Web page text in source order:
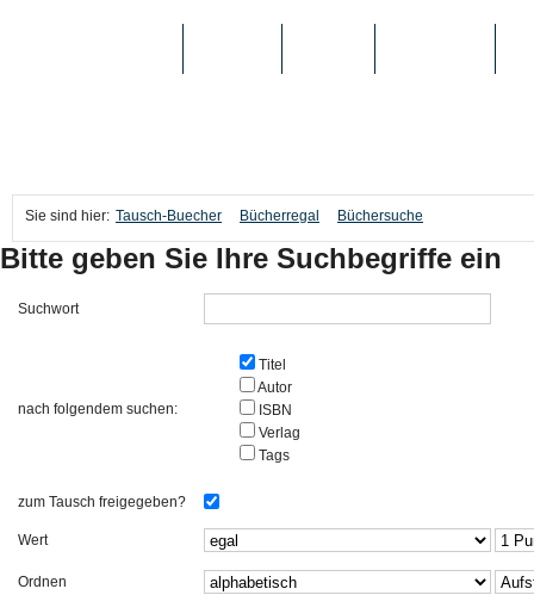
Sie sind hier: Tausch-Buecher Bücherregal Büchersuche
Bitte geben Sie Ihre Suchbegriffe ein
Suchwort
nach folgendem suchen:
Titel
Autor
ISBN
Verlag
Tags
zum Tausch freigegeben?
Wert
Ordnen